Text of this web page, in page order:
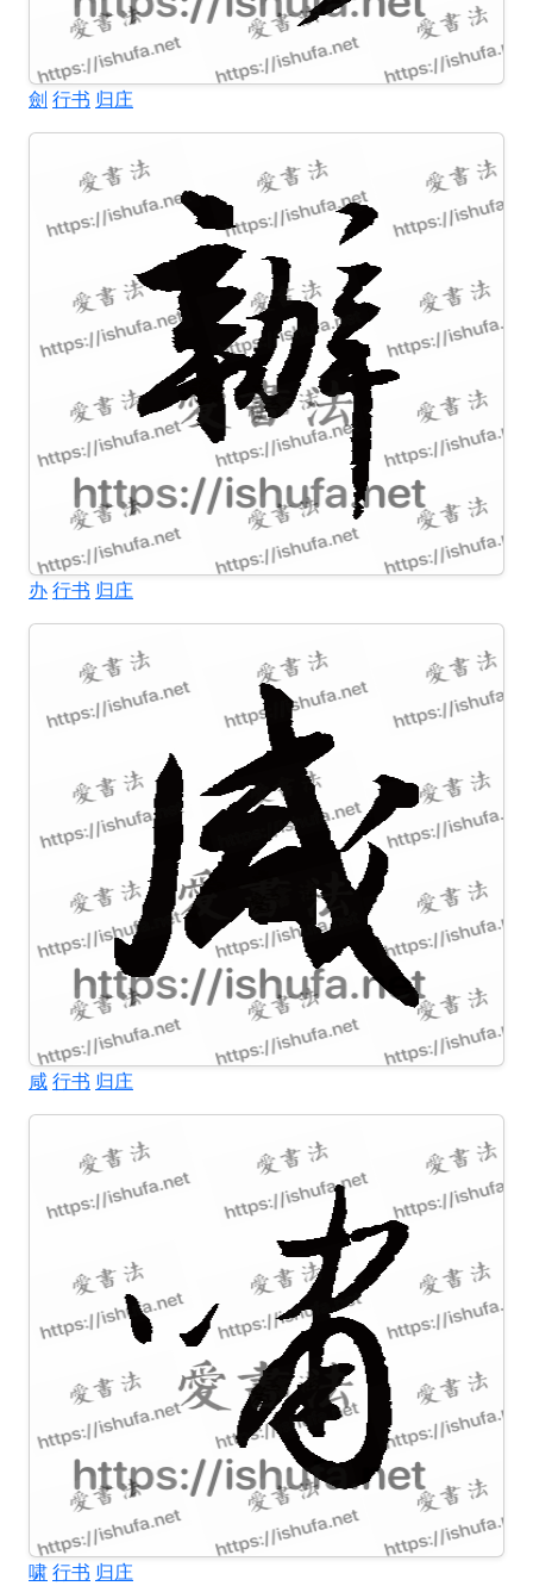
劍 行书 归庄
办行书 归庄
咸行书 归庄
啸行书 归庄